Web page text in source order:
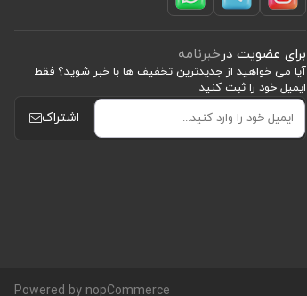
برای عضویت درخبرنامه
آیا می خواهید از جدید‌ترین تخفیف‌ ها با‌ خبر شوید؟ فقط
ایمیل خود را ثبت کنید
اشتراک
Powered by nopCommerce